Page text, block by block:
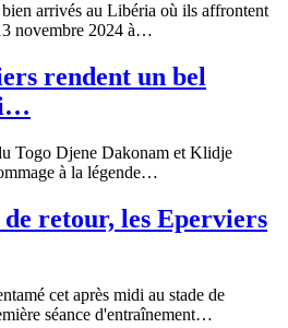
arrivés au Libéria où ils affrontent
novembre 2024 à…
rendent un bel
Togo Djene Dakonam et Klidje
à la légende…
retour, les Eperviers
cet après midi au stade de
séance d'entraînement…